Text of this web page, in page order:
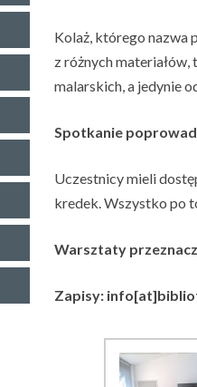
Kolaż, którego nazwa
z różnych
malarskich, a jedynie
Spotkanie
Uczestnicy mieli
kredek. Wszystko po
Warsztaty
Zapisy: